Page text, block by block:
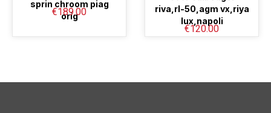
sprin chroom piag
orig
€189.00
riva,rl-50,agm vx,riya
lux,napoli
€120.00